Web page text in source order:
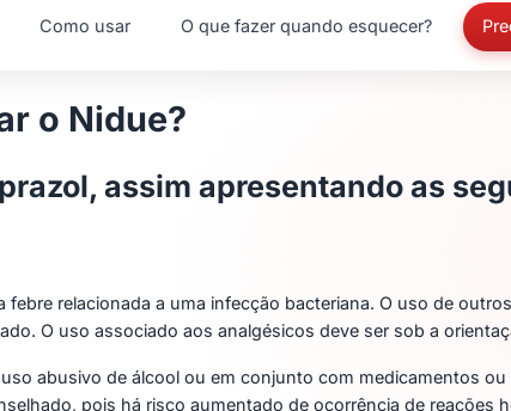
Como usar O que fazer quando esquecer?
o Nidue?
assim apresentando as
relacionada a uma infecção bacteriana. O uso de
O uso associado aos analgésicos deve ser sob a
abusivo de álcool ou em conjunto com medicamentos
pois há risco aumentado de ocorrência de reações